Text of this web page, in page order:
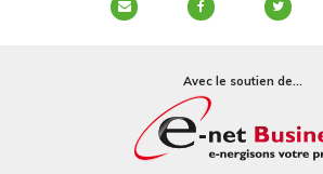
Avec le soutien de...